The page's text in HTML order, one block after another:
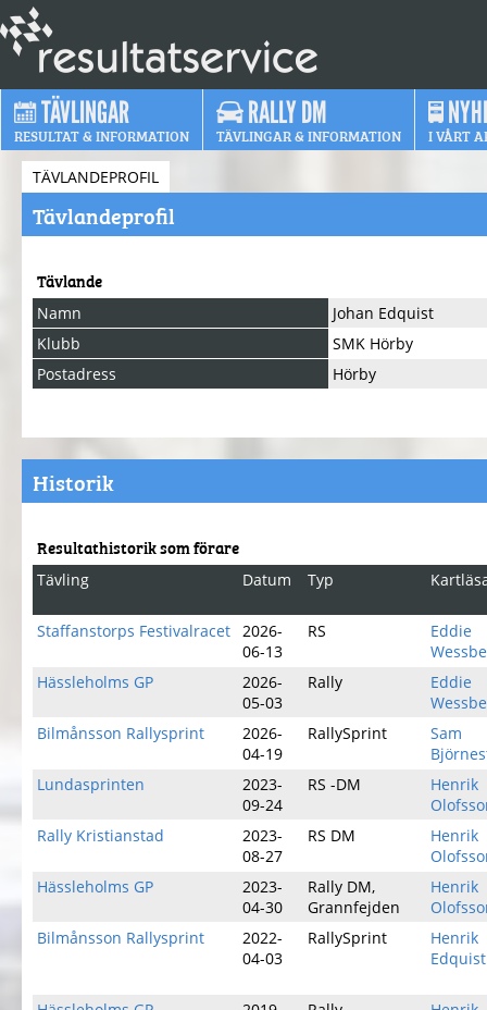
TÄVLINGAR
RESULTAT & INFORMATION
RALLY DM
TÄVLINGAR & INFORMATION I VÅRT
TÄVLANDEPROFIL
Tävlandeprofil
Tävlande
Namn
Johan Edquist
Klubb
SMK Hörby
Postadress
Hörby
Historik
Resultathistorik som förare
Tävling Datum Typ
Staffanstorps Festivalracet 2026-
06-13
RS
Eddie
Hässleholms GP
2026-
05-03
Rally
Eddie
Bilmånsson Rallysprint
2026-
04-19
RallySprint
Sam
Lundasprinten
2023-
09-24
RS -DM
Henrik
Rally Kristianstad
2023-
08-27
RS DM
Henrik
Hässleholms GP
2023-
04-30
Rally DM,
Grannfejden
Henrik
Bilmånsson Rallysprint
2022-
04-03
RallySprint
Henrik
Edquist